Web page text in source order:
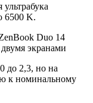
6500 K.
до 2,3, но на
к номинальному